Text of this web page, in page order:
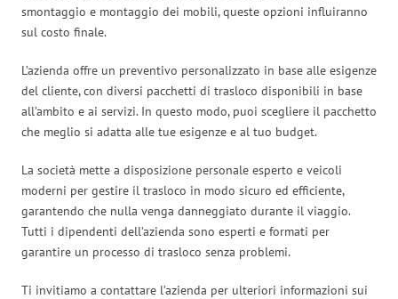
smontaggio e montaggio dei mobili, queste opzioni influiranno
sul costo finale.
L’azienda offre un preventivo personalizzato in base alle esigenze
del cliente, con diversi pacchetti di trasloco disponibili in base
all’ambito e ai servizi. In questo modo, puoi scegliere il pacchetto
che meglio si adatta alle tue esigenze e al tuo budget.
La società mette a disposizione personale esperto e veicoli
moderni per gestire il trasloco in modo sicuro ed efficiente,
garantendo che nulla venga danneggiato durante il viaggio.
Tutti i dipendenti dell’azienda sono esperti e formati per
garantire un processo di trasloco senza problemi.
Ti invitiamo a contattare l’azienda per ulteriori informazioni sui